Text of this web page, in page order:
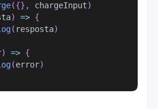
({} , chargeInput)
) => {
( resposta)
) => {
(error)